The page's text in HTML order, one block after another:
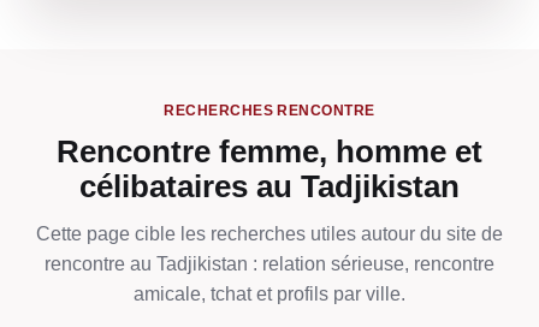
RECHERCHES RENCONTRE
Rencontre femme, homme et
célibataires au Tadjikistan
Cette page cible les recherches utiles autour du site de
rencontre au Tadjikistan : relation sérieuse, rencontre
amicale, tchat et profils par ville.